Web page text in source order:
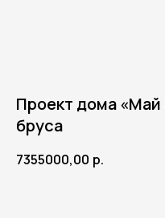
Проект дома «Май
бруса
7355000,00 р.